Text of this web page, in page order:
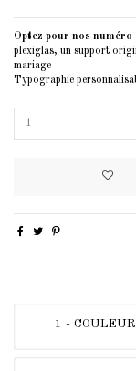
Optez pour nos
plexiglas, un support
mariage
Typographie
1 -